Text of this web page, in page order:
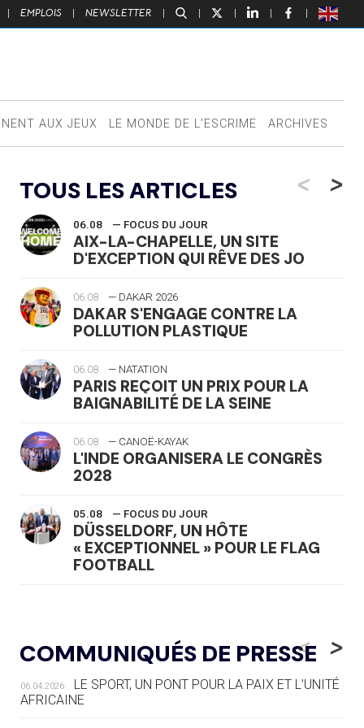
| EMPLOIS | NEWSLETTER | | | | |
AUX JEUX LE MONDE DE L’ESCRIME ARCHIVES
TOUS LES ARTICLES <
06.08 — FOCUS DU JOUR
AIX-LA-CHAPELLE, UN SITE
D'EXCEPTION QUI RÊVE DES JO
06.08 — DAKAR 2026
DAKAR S'ENGAGE CONTRE LA
POLLUTION PLASTIQUE
06.08 — NATATION
PARIS REÇOIT UN PRIX POUR LA
BAIGNABILITÉ DE LA SEINE
06.08 — CANOË-KAYAK
L'INDE ORGANISERA LE CONGRÈS
2028
05.08 — FOCUS DU JOUR
DÜSSELDORF, UN HÔTE
« EXCEPTIONNEL » POUR LE FLAG
FOOTBALL
LE RÊVE DE VOIR LA LUGE ALPINE
AUX JO « N'EST PAS FINI »
05.08 — TIR À L'ARC
DES MONDIAUX À BRISBANE SUR LA
>
COMMUNIQUÉS DE PRESSE
<
06.04.2026
LE SPORT, UN PONT POUR LA PAIX ET L’UNITÉ
AFRICAINE
>